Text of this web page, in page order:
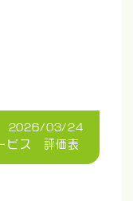
2026/03/24
ビス 評価表